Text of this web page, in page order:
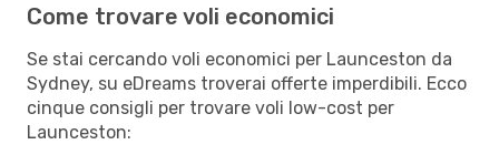
Come trovare voli economici
Se stai cercando voli economici per Launceston da
Sydney, su eDreams troverai offerte imperdibili. Ecco
cinque consigli per trovare voli low-cost per
Launceston: